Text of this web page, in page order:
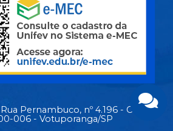
Pernambuco, nº 4.196 - Centro -
006 - Votuporanga/SP